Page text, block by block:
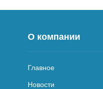
О компании
Главное
Новости